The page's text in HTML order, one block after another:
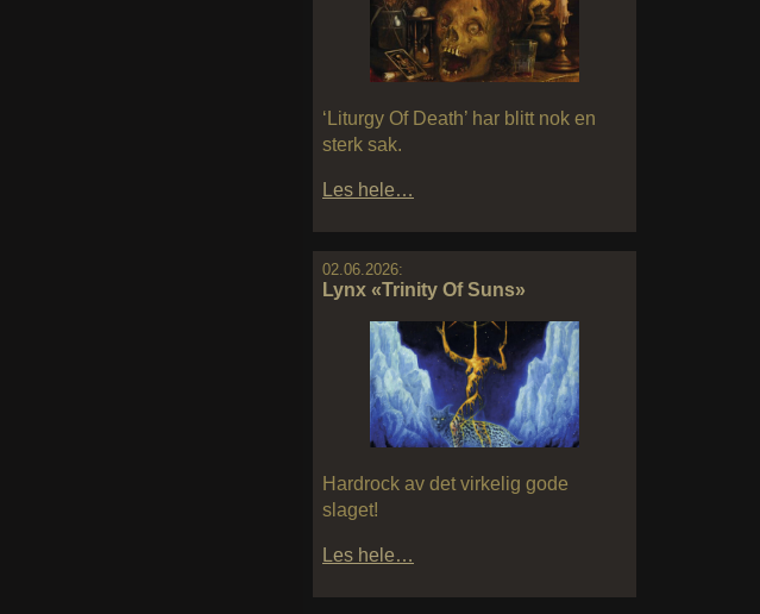
‘Liturgy Of Death’ har blitt nok en
sterk sak.
Les hele…
02.06.2026:
Lynx «Trinity Of Suns»
Hardrock av det virkelig gode
slaget!
Les hele…